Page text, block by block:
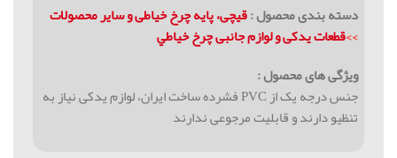
دسته بندی محصول :قیچی، پایه چرخ خیاطی و سایر محصولات
>>قطعات يدکی و لوازم جانبی چرخ خياطي
ویژگی های محصول :
جنس درجه یک از PVC فشرده ساخت ایران، لوازم یدکی نیاز به
تنظیو دارند و قابلیت مرجوعی ندارند